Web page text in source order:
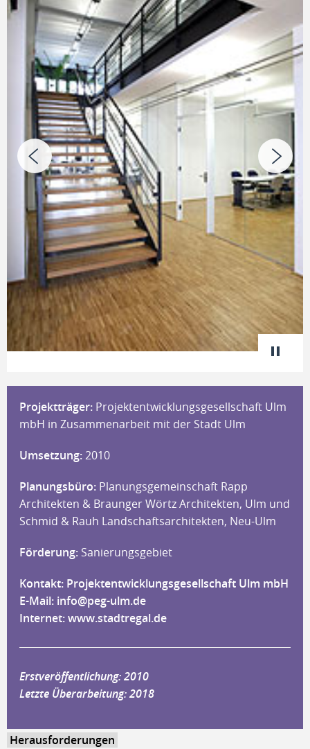
Projektträger: Projektentwicklungsgesellschaft Ulm
mbH in Zusammenarbeit mit der Stadt Ulm
Umsetzung:2010
Planungsbüro: Planungsgemeinschaft Rapp
Architekten & Braunger Wörtz Architekten, Ulm und
Schmid & Rauh Landschaftsarchitekten, Neu-Ulm
Förderung: Sanierungsgebiet
Kontakt: Projektentwicklungsgesellschaft Ulm mbH
E-Mail: info@peg-ulm.de
Internet:www.stadtregal.de
Erstveröffentlichung: 2010
Letzte Überarbeitung: 2018
Herausforderungen